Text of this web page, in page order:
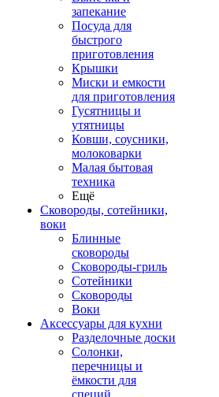
запекание
Посуда для
быстрого
приготовления
Крышки
Миски и емкости
для приготовления
Гусятницы и
утятницы
Ковши, соусники,
молоковарки
Малая бытовая
техника
Ещё
Сковороды, сотейники,
воки
Блинные
сковороды
Сковороды-гриль
Сотейники
Сковороды
Воки
Аксессуары для кухни
Разделочные доски
Солонки,
перечницы и
ёмкости для
специй